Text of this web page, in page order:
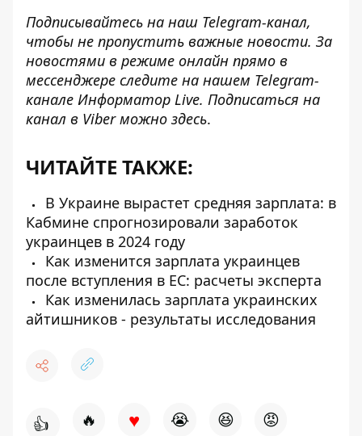
Подписывайтесь на наш Telegram-канал,
чтобы не пропустить важные новости. За
новостями в режиме онлайн прямо в
мессенджере следите на нашем Telegram-
канале Информатор Live. Подписаться на
канал в Viber можно здесь.
ЧИТАЙТЕ ТАКЖЕ:
В Украине вырастет средняя зарплата: в
Кабмине спрогнозировали заработок
украинцев в 2024 году
Как изменится зарплата украинцев
после вступления в ЕС: расчеты эксперта
Как изменилась зарплата украинских
айтишников - результаты исследования
👍 🔥 ♥ 😭 😆 😡